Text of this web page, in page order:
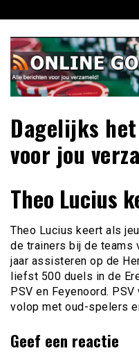
naar
inhoud
Dagelijks
voor jou
Theo Lucius
Theo Lucius keert als
de trainers bij de teams
jaar assisteren op de
liefst 500 duels in de
PSV en Feyenoord.
volop met oud-spelers
Geef een reactie